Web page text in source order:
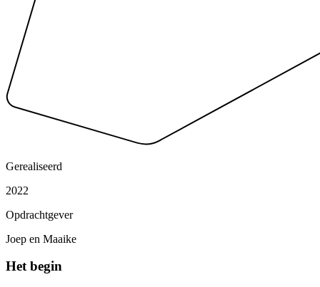
Gerealiseerd
2022
Opdrachtgever
Joep en Maaike
Het begin